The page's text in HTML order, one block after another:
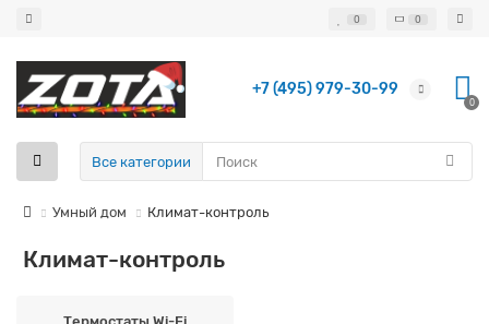
0 0
+7 (495) 979-30-99
0
Все категории
Умный дом Климат-контроль
Климат-контроль